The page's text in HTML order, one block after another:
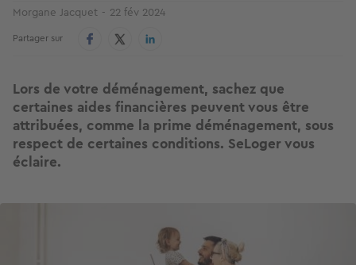
Morgane Jacquet 22 fév 2024
Partager sur
Lors de votre déménagement, sachez que
certaines aides financières peuvent vous être
attribuées, comme la prime déménagement, sous
respect de certaines conditions. SeLoger vous
éclaire.